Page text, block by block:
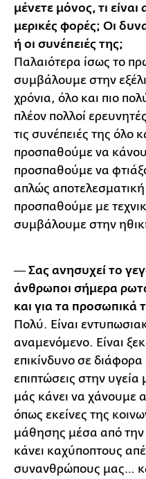
μένετε μόνος, τι
μερικές φορές; Οι
ή οι συνέπειές της;
Παλαιότερα ίσως το
συμβάλουμε στην
χρόνια, όλο και πιο
πλέον πολλοί
τις συνέπειές της όλο
προσπαθούμε να
προσπαθούμε να
απλώς
προσπαθούμε με
συμβάλουμε στην
― Σας ανησυχεί το
άνθρωποι σήμερα
και για τα προσωπικά
Πολύ. Είναι
αναμενόμενο. Είναι
επικίνδυνο σε
επιπτώσεις στην
μάς κάνει να χάνουμε
όπως εκείνες της
μάθησης μέσα από την
κάνει καχύποπτους
συνανθρώπους μας…